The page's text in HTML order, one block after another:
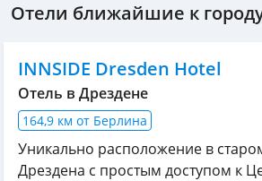
Отели ближайшие к
INNSIDE Dresden Hotel
Отель в Дрездене
164,9 км от Берлина
Уникально расположение в
Дрездена с простым доступом к